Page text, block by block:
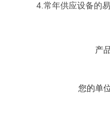
4.常年供应设备的
产
您的单